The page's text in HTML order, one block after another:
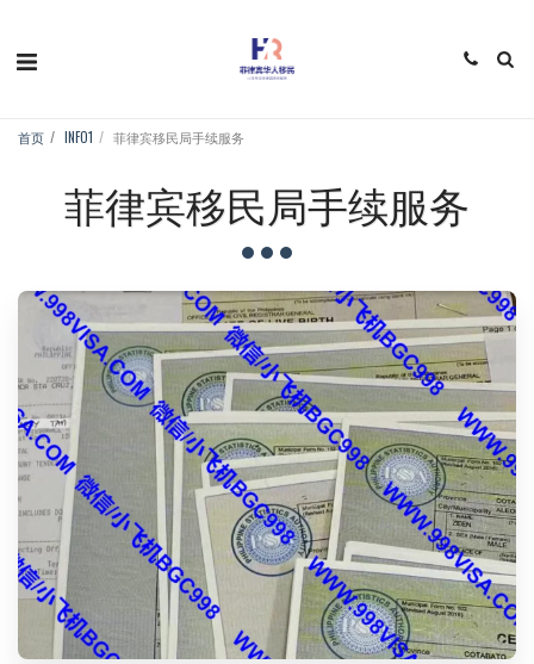
首页 INFO1 菲律宾移民局手续服务
菲律宾移民局手续服务